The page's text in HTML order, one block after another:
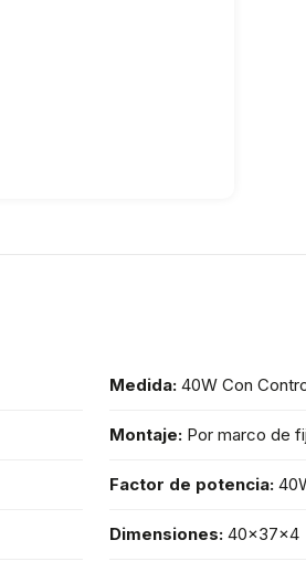
Medida: 40W Con
Montaje: Por marco de
Factor de potencia:
Dimensiones: 40x37x4